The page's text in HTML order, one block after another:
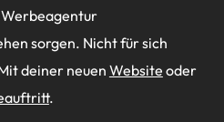
sorgen. Nicht für sich
deiner neuen Website oder
.